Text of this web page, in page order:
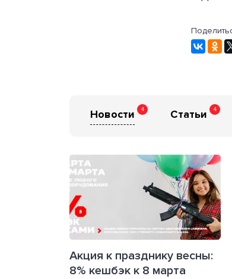
Новости 4 Статьи 4
Акция к празднику весны:
8% кешбэк к 8 марта